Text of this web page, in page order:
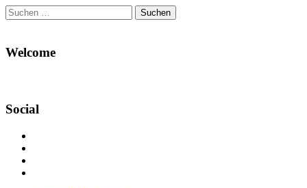
Suchen
nach:
Welcome
Social